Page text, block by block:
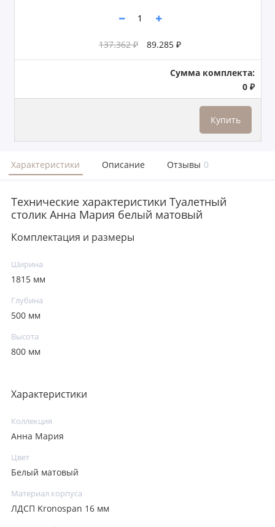
137.362 ₽ 89.285 ₽
Сумма комплекта:
0 ₽
Купить
Характеристики Описание Отзывы 0
Технические характеристики Туалетный
столик Анна Мария белый матовый
Комплектация и размеры
Ширина
1815 мм
Глубина
500 мм
Высота
800 мм
Характеристики
Коллекция
Анна Мария
Цвет
Белый матовый
Материал корпуса
ЛДСП Kronospan 16 мм